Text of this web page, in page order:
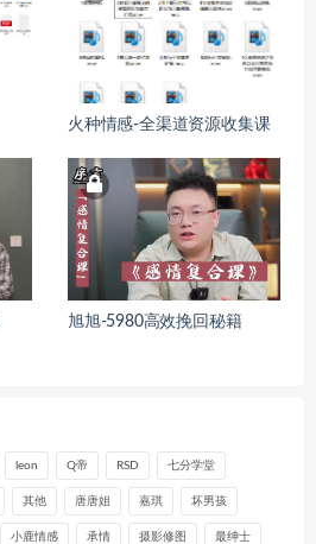
火种情感-全渠道资源收集课
旭旭-5980高效挽回秘籍
leon Q帝 RSD 七分学堂
其他 唐唐姐 嘉琪 坏男孩
小鹿情感 承情 摄影修图 最绅士